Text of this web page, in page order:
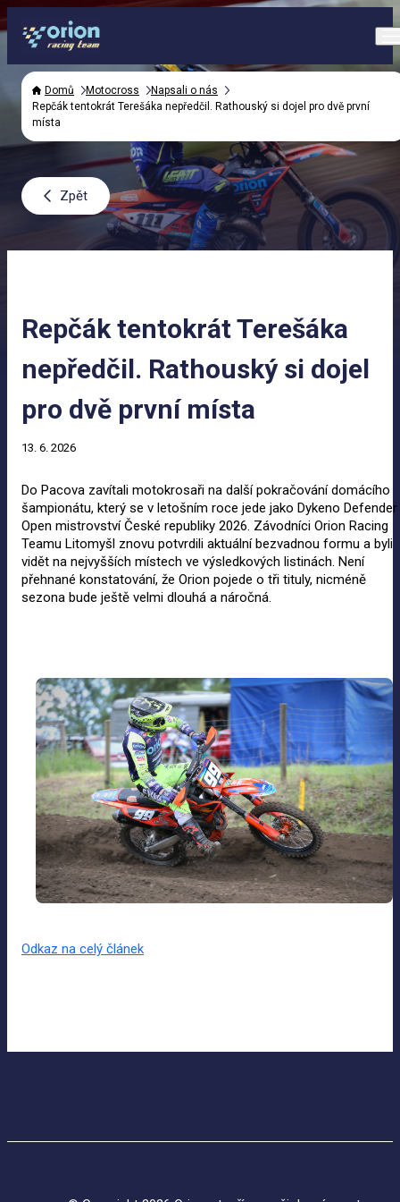
Domů Motocross
Napsali o nás
Repčák tentokrát Terešáka nepředčil. Rathouský si dojel pro dvě první
místa
Zpět
Repčák tentokrát Terešáka
nepředčil. Rathouský si dojel
pro dvě první místa
13. 6. 2026
Do Pacova zavítali motokrosaři na další pokračování domácího
šampionátu, který se v letošním roce jede jako Dykeno Defender
Open mistrovství České republiky 2026. Závodníci Orion Racing
Teamu Litomyšl znovu potvrdili aktuální bezvadnou formu a byli
vidět na nejvyšších místech ve výsledkových listinách. Není
přehnané konstatování, že Orion pojede o tři tituly, nicméně
sezona bude ještě velmi dlouhá a náročná.
Odkaz na celý článek